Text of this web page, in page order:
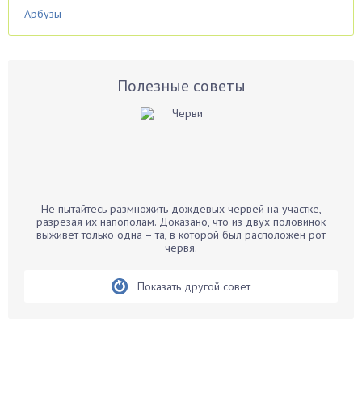
Арбузы
Аспарагус
Бархатцы
Бегония
Полезные советы
Не пытайтесь размножить дождевых червей на участке,
разрезая их напополам. Доказано, что из двух половинок
выживет только одна – та, в которой был расположен рот
червя.
Показать другой совет